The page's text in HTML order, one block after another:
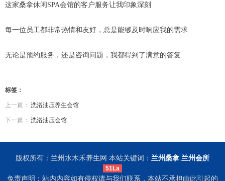
这家桑拿休闲SPA会馆的客户服务让我印象深刻
每一位员工都非常热情和友好，总是能够及时响应我的需求
无论是预约服务，还是咨询问题，我都得到了满意的答复
标签：
上一篇： 洗浴油压养生会馆
下一篇： 洗浴油压会馆
版权所有：兰州水木禾养生网 本站关键词： 兰州桑拿 兰州会所
51La
免责声明：站内内容如有侵权请与我们联系，本站不承担由此引起的